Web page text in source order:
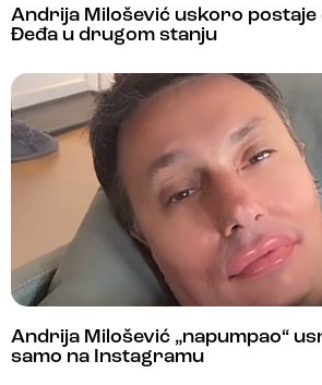
Andrija Milošević uskoro
Đeđa u drugom stanju
Andrija Milošević „napumpao“
samo na Instagramu